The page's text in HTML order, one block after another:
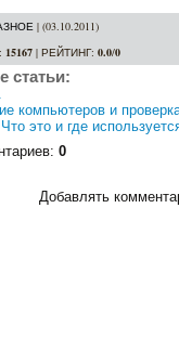
| (03.10.2011)
: 15167 | РЕЙТИНГ: 0.0/0
статьи:
компьютеров и
это и где
: 0
Добавлять